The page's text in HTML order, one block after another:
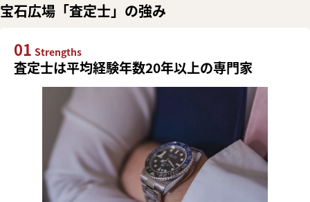
宝石広場「査定士」の強み
01 Strengths
査定士は平均経験年数20年以上の専門家